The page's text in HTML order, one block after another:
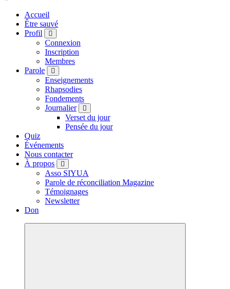
Accueil
Être sauvé
Profil
Connexion
Inscription
Membres
Parole
Enseignements
Rhapsodies
Fondements
Journalier
Verset du jour
Pensée du jour
Quiz
Événements
Nous contacter
À propos
Asso SIYUA
Parole de réconciliation Magazine
Témoignages
Newsletter
Don